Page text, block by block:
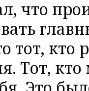
что
тот, кто
Тот,